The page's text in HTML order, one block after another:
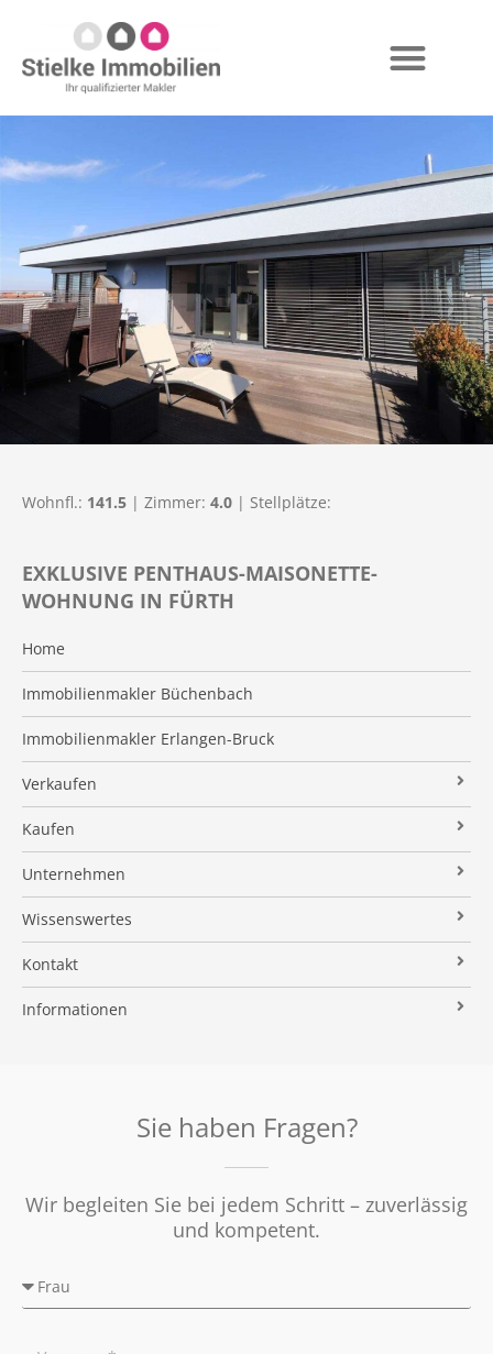
EXKLUSIVE PENTHAUS-MAISONETTE-
WOHNUNG IN FÜRTH
Home
Immobilienmakler Büchenbach
Immobilienmakler Erlangen-Bruck
Verkaufen
Verkaufsanfrage
Referenzobjekte
Makleralleinauftrag
Wertermittlung
Verkaufsvorbereitung
Vermarktung
Tipps für Privatverkäufer
Kaufen
Immobilienangebote
Finanzierung
Suchauftrag
Unternehmen
Über uns
Kundenstimmen
Stielke-Facts
Kooperationspartner
Wissenswertes
Immobilien News
Immobilien ABC
Kontakt
Impressum
Informationen
Wohnfl.: 141.5 | Zimmer: 4.0 | Stellplätze:
Sie haben Fragen?
Wir begleiten Sie bei jedem Schritt – zuverlässig
und kompetent.